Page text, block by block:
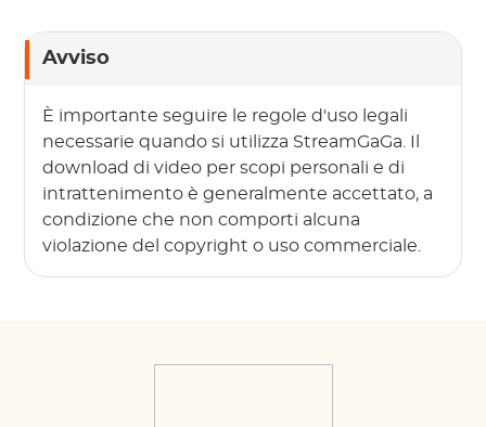
Avviso
È importante seguire le regole d'uso legali
necessarie quando si utilizza StreamGaGa. Il
download di video per scopi personali e di
intrattenimento è generalmente accettato, a
condizione che non comporti alcuna
violazione del copyright o uso commerciale.